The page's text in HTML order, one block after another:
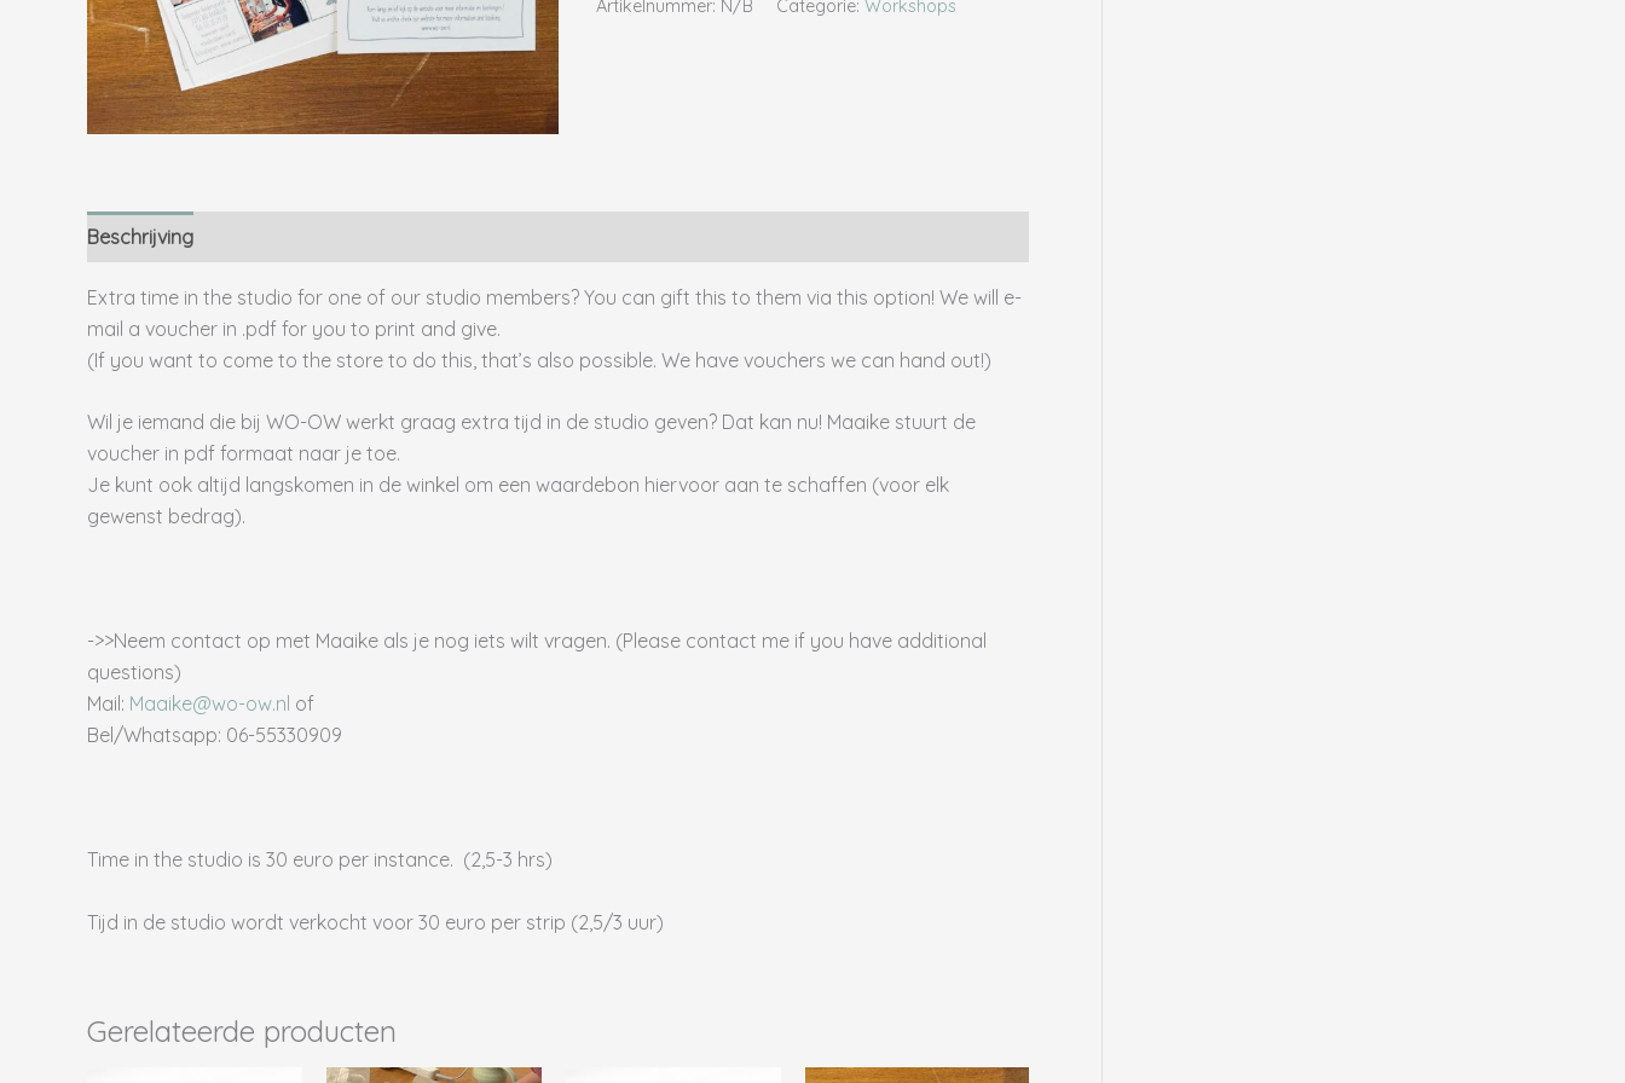
Artikelnummer: N/B Categorie: Workshops
Beschrijving
Extra time in the studio for one of our studio members? You can gift this to them via this option! We will e-
mail a voucher in .pdf for you to print and give.
(If you want to come to the store to do this, that’s also possible. We have vouchers we can hand out!)
Wil je iemand die bij WO-OW werkt graag extra tijd in de studio geven? Dat kan nu! Maaike stuurt de
voucher in pdf formaat naar je toe.
Je kunt ook altijd langskomen in de winkel om een waardebon hiervoor aan te schaffen (voor elk
gewenst bedrag).
->>Neem contact op met Maaike als je nog iets wilt vragen. (Please contact me if you have additional
questions)
Mail: Maaike@wo-ow.nl of
Bel/Whatsapp: 06-55330909
Time in the studio is 30 euro per instance. (2,5-3 hrs)
Tijd in de studio wordt verkocht voor 30 euro per strip (2,5/3 uur)
Gerelateerde producten
Prijsklasse:
Prijsklasse: